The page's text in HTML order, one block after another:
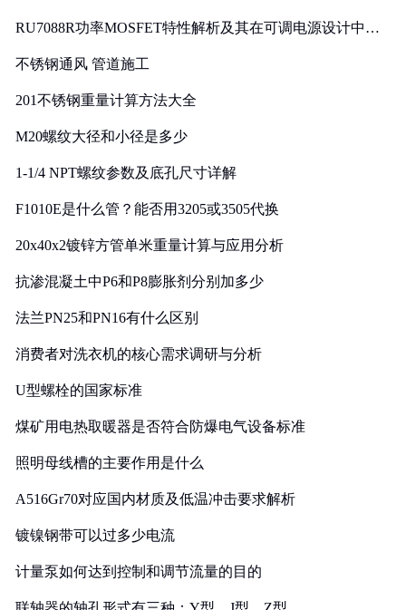
RU7088R功率MOSFET特性解析及其在可调电源设计中的
不锈钢通风 管道施工
201不锈钢重量计算方法大全
M20螺纹大径和小径是多少
1-1/4 NPT螺纹参数及底孔尺寸详解
F1010E是什么管？能否用3205或3505代换
20x40x2镀锌方管单米重量计算与应用分析
抗渗混凝土中P6和P8膨胀剂分别加多少
法兰PN25和PN16有什么区别
消费者对洗衣机的核心需求调研与分析
U型螺栓的国家标准
煤矿用电热取暖器是否符合防爆电气设备标准
照明母线槽的主要作用是什么
A516Gr70对应国内材质及低温冲击要求解析
镀镍钢带可以过多少电流
计量泵如何达到控制和调节流量的目的